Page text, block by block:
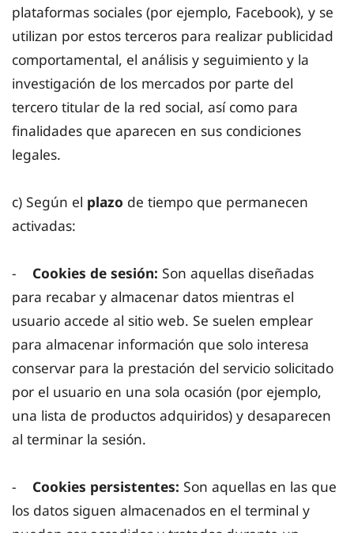
plataformas sociales (por ejemplo, Facebook), y se
utilizan por estos terceros para realizar publicidad
comportamental, el análisis y seguimiento y la
investigación de los mercados por parte del
tercero titular de la red social, así como para
finalidades que aparecen en sus condiciones
legales.
c) Según el plazo de tiempo que permanecen
activadas:
- Cookies de sesión: Son aquellas diseñadas
para recabar y almacenar datos mientras el
usuario accede al sitio web. Se suelen emplear
para almacenar información que solo interesa
conservar para la prestación del servicio solicitado
por el usuario en una sola ocasión (por ejemplo,
una lista de productos adquiridos) y desaparecen
al terminar la sesión.
- Cookies persistentes: Son aquellas en las que
los datos siguen almacenados en el terminal y